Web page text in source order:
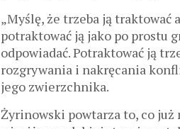
„Myślę, że trzeba ją
potraktować ją jako po prostu
odpowiadać. Potraktować ją
rozgrywania i nakręcania
jego zwierzchnika.
Żyrinowski powtarza to, co